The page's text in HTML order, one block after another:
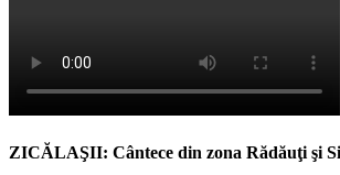
ZICĂLAŞII: Cântece din zona Rădăuţi şi